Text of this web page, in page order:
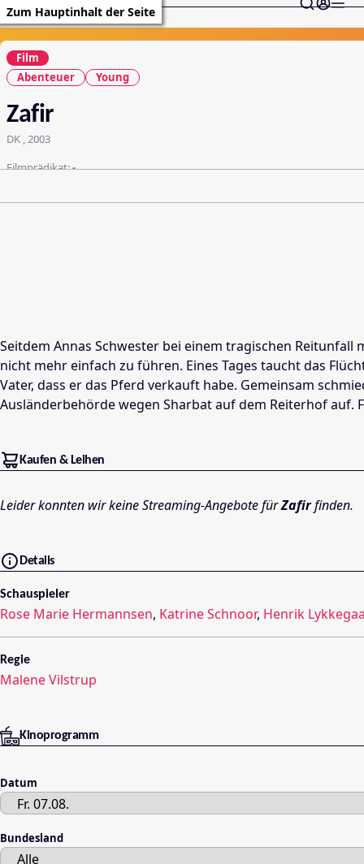
Zum Hauptinhalt der Seite
Film
Abenteuer
Young
Zafir
DK , 2003
Filmprädikat:-
Seitdem Annas Schwester bei einem tragischen
nicht mehr einfach zu führen. Eines Tages taucht das
Vater, dass er das Pferd verkauft habe. Gemeinsam
Ausländerbehörde wegen Sharbat auf dem Reiterhof auf.
Kaufen & Leihen
Leider konnten wir keine Streaming-Angebote fürZafirfinden.
Details
Schauspieler
Rose Marie Hermannsen, Katrine Schnoor, Henrik
Regie
Malene Vilstrup
Kinoprogramm
Datum
Bundesland